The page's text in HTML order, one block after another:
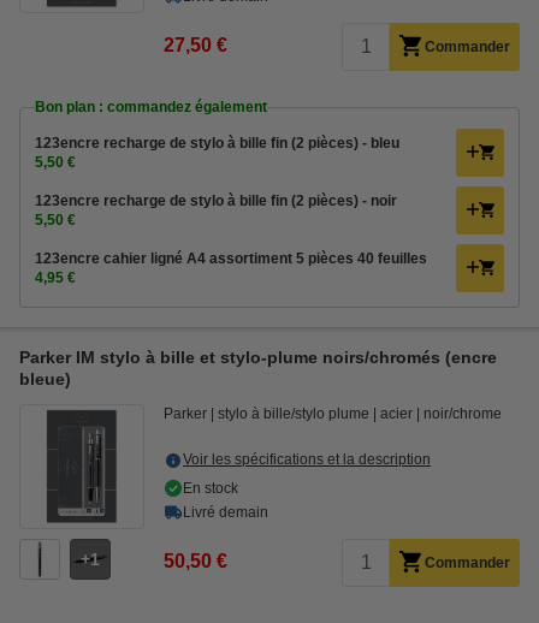
27,50 € Commander
Bon plan : commandez également
123encre recharge de stylo à bille fin (2 pièces) - bleu
5,50 €
123encre recharge de stylo à bille fin (2 pièces) - noir
5,50 €
123encre cahier ligné A4 assortiment 5 pièces 40 feuilles
4,95 €
Parker IM stylo à bille et stylo-plume noirs/chromés (encre
bleue)
1
Parker stylo à bille/stylo plume acier noir/chrome
Voir les spécifications et la description
En stock
Livré demain
50,50 € Commander